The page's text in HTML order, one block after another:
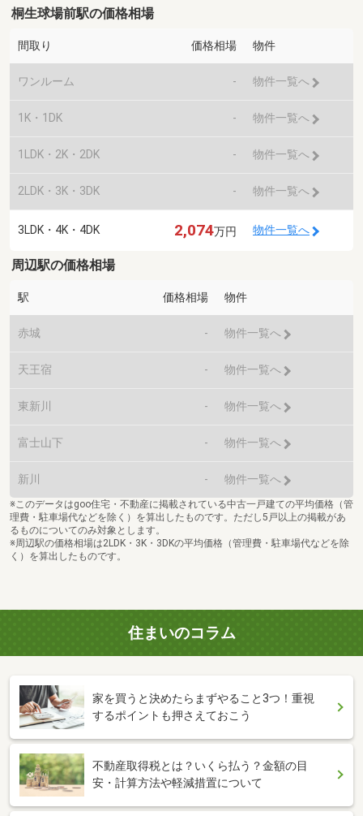
桐生球場前駅の価格相場
間取り 価格相場 物件
ワンルーム - 物件一覧へ
1K・1DK - 物件一覧へ
1LDK・2K・2DK - 物件一覧へ
2LDK・3K・3DK - 物件一覧へ
3LDK・4K・4DK 2,074万円 物件一覧へ
周辺駅の価格相場
駅 価格相場 物件
赤城 - 物件一覧へ
天王宿 - 物件一覧へ
東新川 - 物件一覧へ
富士山下 - 物件一覧へ
新川 - 物件一覧へ
※このデータはgoo住宅・不動産に掲載されている中古一戸建ての平均価格（管
理費・駐車場代などを除く）を算出したものです。ただし5戸以上の掲載があ
るものについてのみ対象とします。
※周辺駅の価格相場は2LDK・3K・3DKの平均価格（管理費・駐車場代などを除
く）を算出したものです。
住まいのコラム
家を買うと決めたらまずやること3つ！重視
するポイントも押さえておこう
不動産取得税とは？いくら払う？金額の目
安・計算方法や軽減措置について